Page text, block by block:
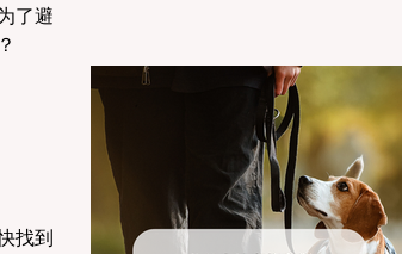
了避
找到
交通局 (Caltrans) 严格的防滑链管制
(Chain Controls)。 不了解这些规定，不
仅可能面临高额罚单或被公路巡警
（CHP）劝返，更可能在冰雪路面上引
发严重的安全事故。本文将为您系统解
析加州的防滑链政策，帮助您明确自己
的车型在不同路况下的具体要求，并为